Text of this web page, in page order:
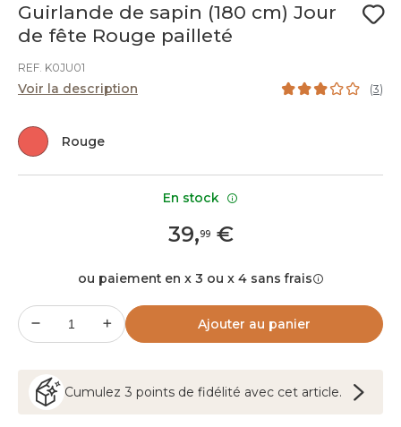
Guirlande de sapin (180 cm) Jour
de fête Rouge pailleté
REF. K0JU01
Voir la description (3)
Rouge
39,99€
ou paiement en x 3 ou x 4 sans frais
Ajouter au panier
Cumulez 3 points de fidélité avec cet article.